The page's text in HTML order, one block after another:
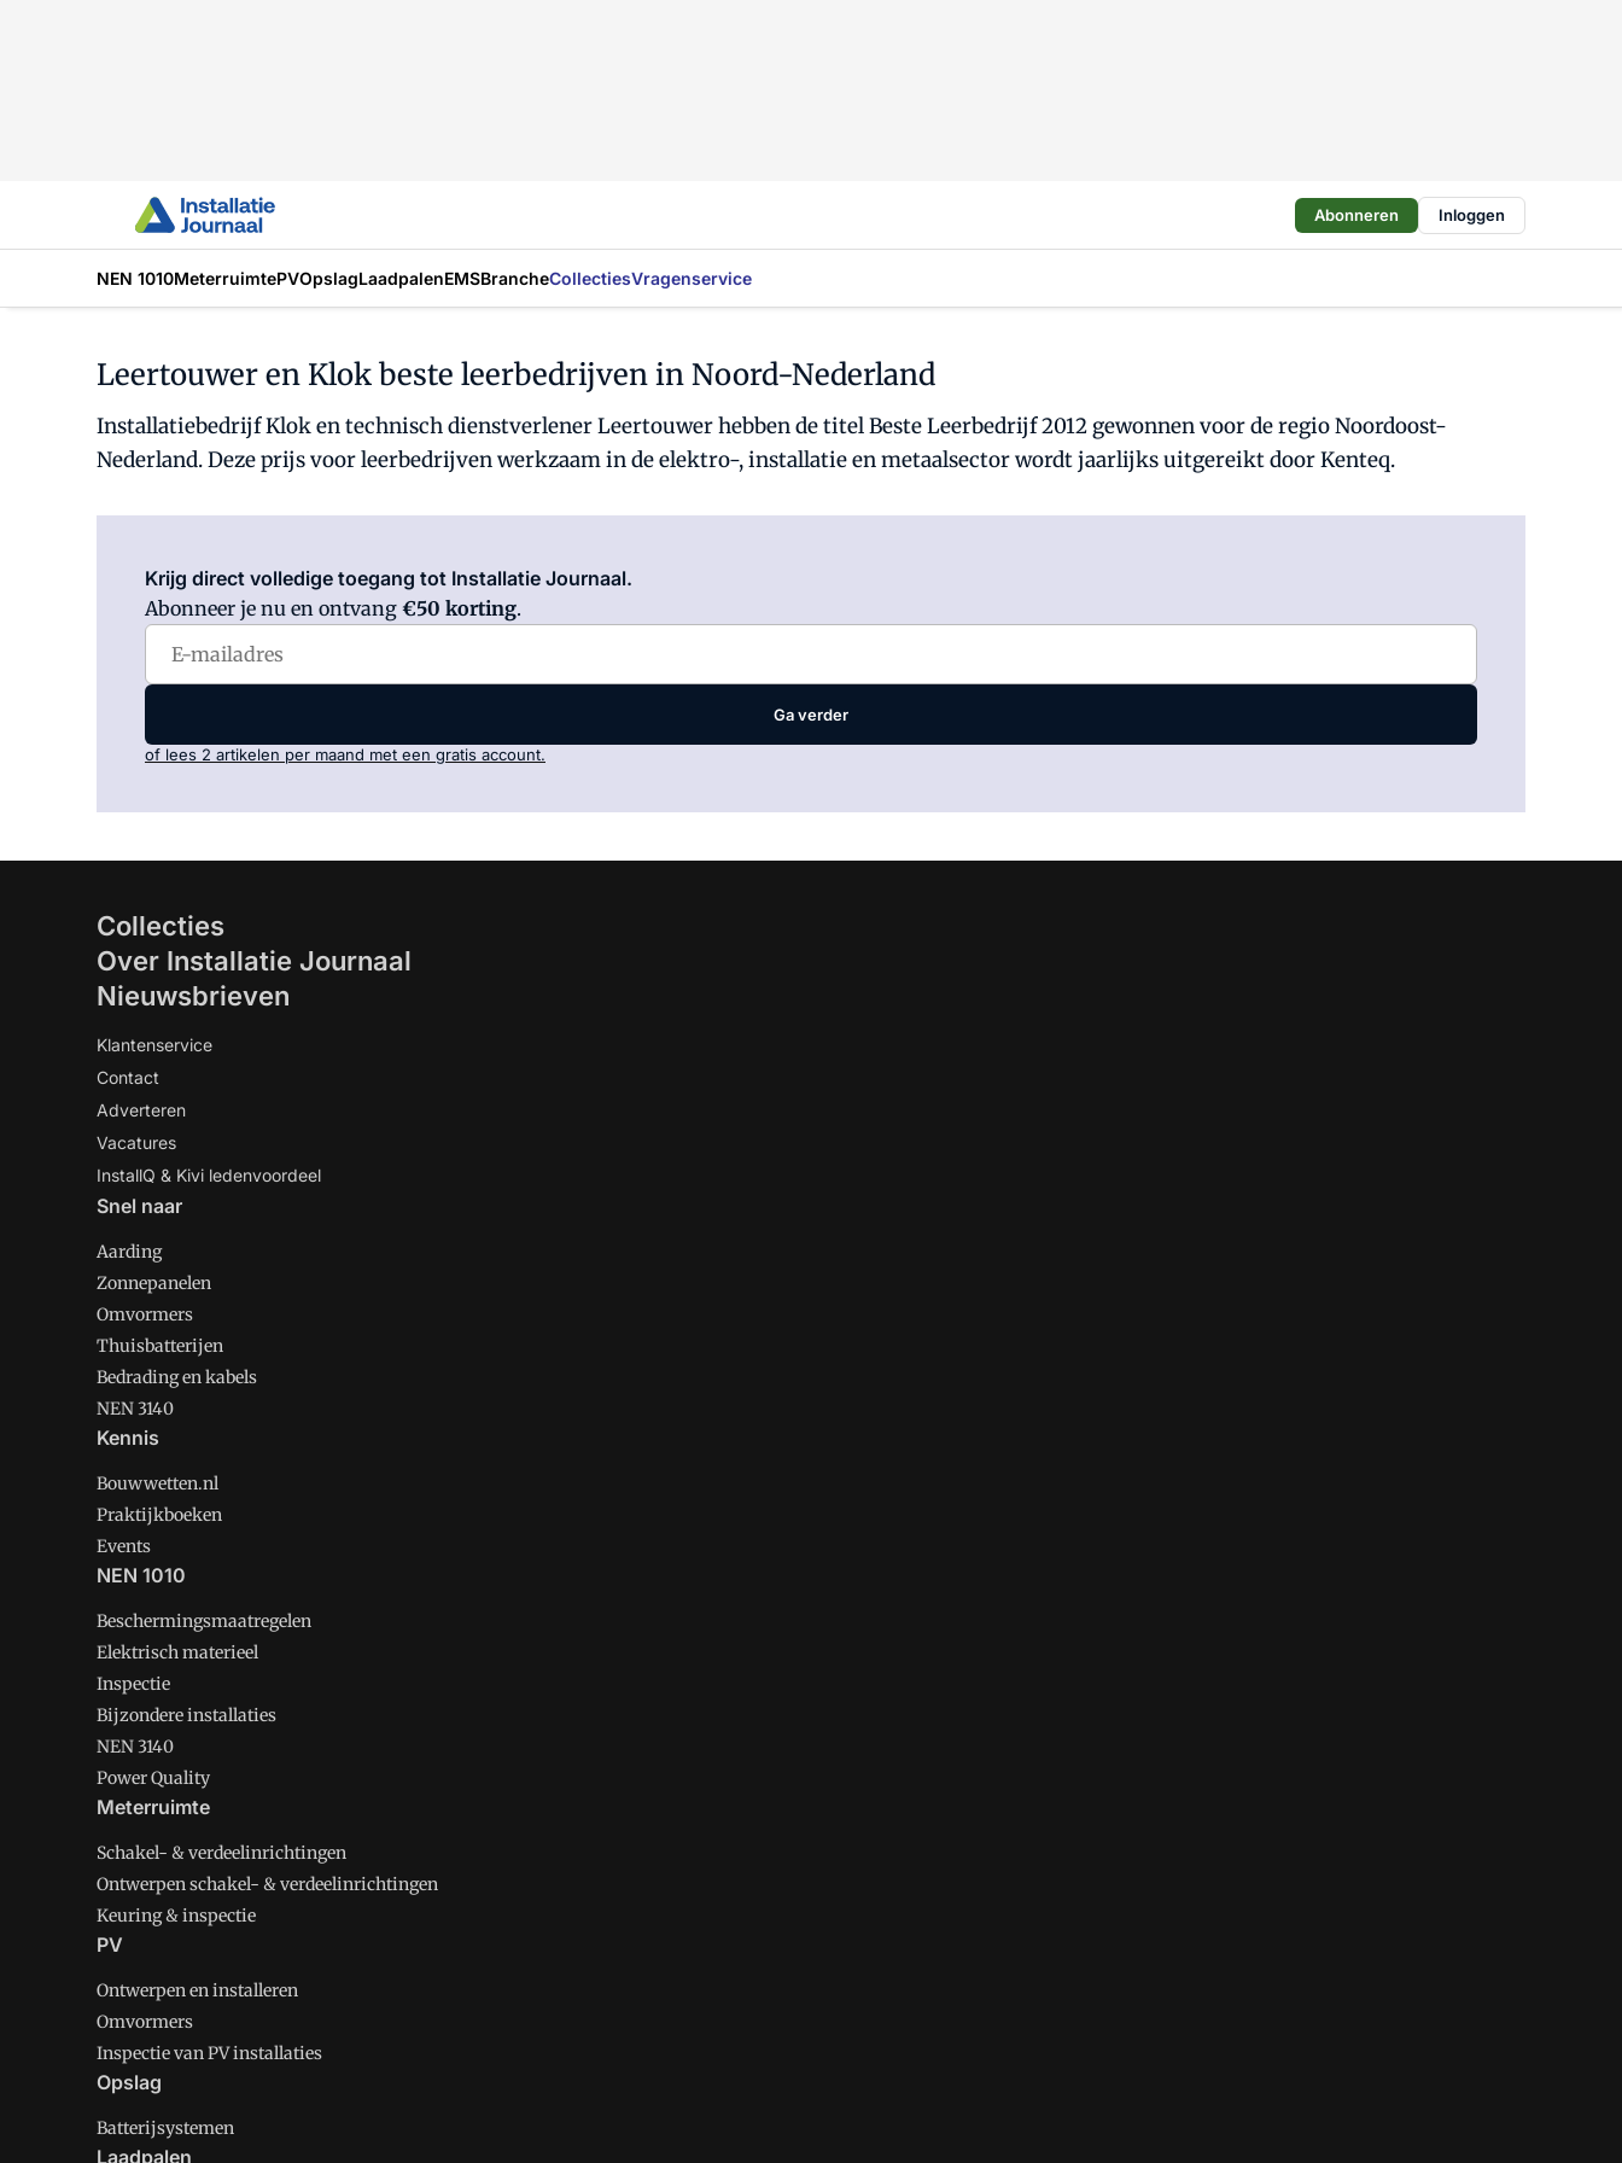
Abonneren Inloggen
NEN 1010MeterruimtePVOpslagLaadpalenEMSBrancheCollectiesVragenservice
Leertouwer en Klok beste leerbedrijven in Noord-Nederland
Installatiebedrijf Klok en technisch dienstverlener Leertouwer hebben de titel Beste Leerbedrijf 2012 gewonnen voor de regio Noordoost-
Nederland. Deze prijs voor leerbedrijven werkzaam in de elektro-, installatie en metaalsector wordt jaarlijks uitgereikt door Kenteq.
Krijg direct volledige toegang tot Installatie Journaal.
Abonneer je nu en ontvang €50 korting.
Ga verder
of lees 2 artikelen per maand met een gratis account.
Collecties
Over Installatie Journaal
Nieuwsbrieven
Klantenservice
Contact
Adverteren
Vacatures
InstallQ & Kivi ledenvoordeel
Snel naar
Aarding
Zonnepanelen
Omvormers
Thuisbatterijen
Bedrading en kabels
NEN 3140
Kennis
Bouwwetten.nl
Praktijkboeken
Events
NEN 1010
Beschermingsmaatregelen
Elektrisch materieel
Inspectie
Bijzondere installaties
NEN 3140
Power Quality
Meterruimte
Schakel- & verdeelinrichtingen
Ontwerpen schakel- & verdeelinrichtingen
Keuring & inspectie
PV
Ontwerpen en installeren
Omvormers
Inspectie van PV installaties
Opslag
Batterijsystemen
Laadpalen